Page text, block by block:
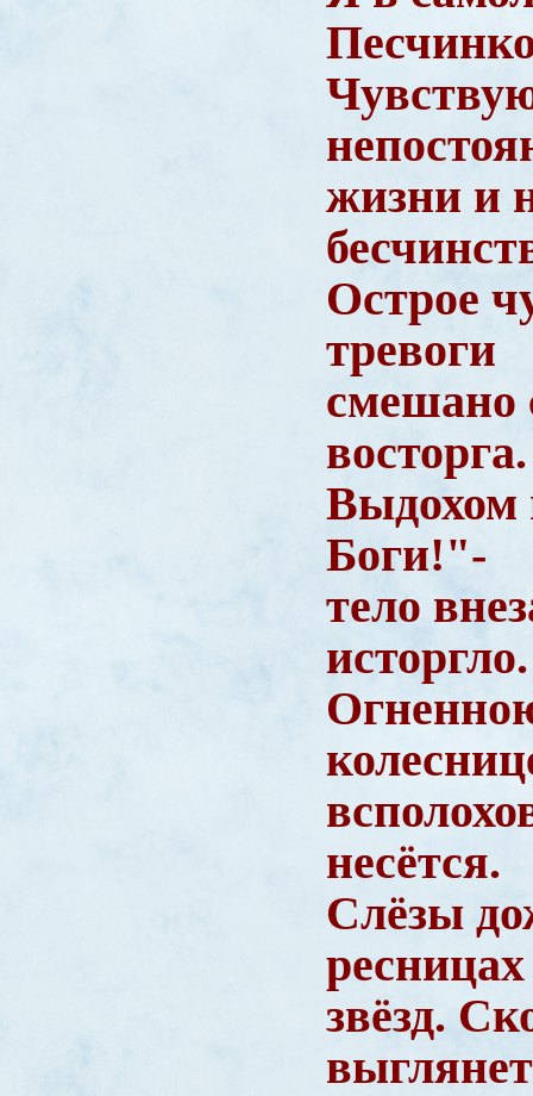
жизни и
Острое
тревоги
смешано
Боги!"-
тело
несётся.
Слёзы
звёзд.